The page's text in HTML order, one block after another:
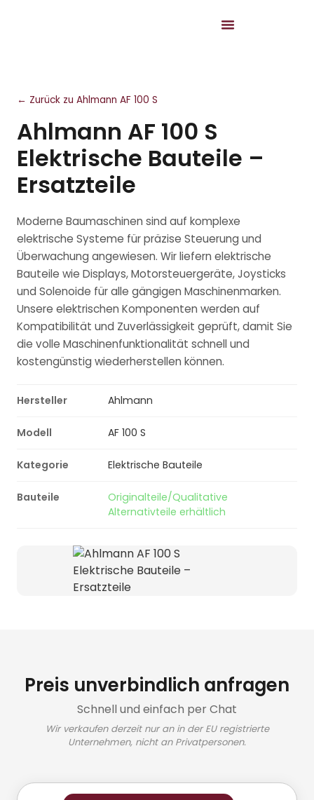
← Zurück zu Ahlmann AF 100 S
Ahlmann AF 100 S
Elektrische Bauteile –
Ersatzteile
Moderne Baumaschinen sind auf komplexe
elektrische Systeme für präzise Steuerung und
Überwachung angewiesen. Wir liefern elektrische
Bauteile wie Displays, Motorsteuergeräte, Joysticks
und Solenoide für alle gängigen Maschinenmarken.
Unsere elektrischen Komponenten werden auf
Kompatibilität und Zuverlässigkeit geprüft, damit Sie
die volle Maschinenfunktionalität schnell und
kostengünstig wiederherstellen können.
Hersteller Ahlmann
Modell AF 100 S
Kategorie Elektrische Bauteile
Bauteile
Originalteile/Qualitative
Alternativteile erhältlich
Preis unverbindlich anfragen
Schnell und einfach per Chat
Wir verkaufen derzeit nur an in der EU registrierte
Unternehmen, nicht an Privatpersonen.